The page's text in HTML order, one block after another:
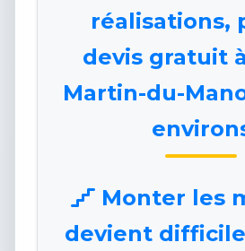
réalisations,
devis gratuit
Martin-du-
Monter les
devient